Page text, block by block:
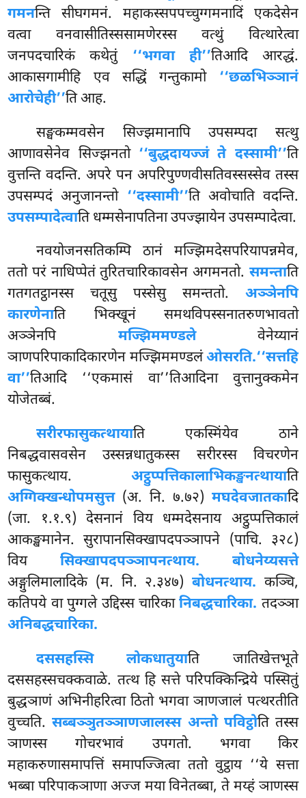
गमनन्तिसीघगमनं. महाकस्सपपच्चुग्गमनादिं एकदेसेन
वत्वा वनवासीतिस्ससामणेरस्स वत्थुं वित्थारेत्वा
जनपदचारिकं कथेतुं ‘‘भगवा ही’’तिआदि आरद्धं.
आकासगामीहि एव सद्धिं गन्तुकामो ‘‘छळभिञ्ञानं
आरोचेही’’ति आह.
सङ्घकम्मवसेन सिज्झमानापि उपसम्पदा सत्थु
आणावसेनेव सिज्झनतो ‘‘बुद्धदायज्जं ते दस्सामी’’ति
वुत्तन्ति वदन्ति. अपरे पन अपरिपुण्णवीसतिवस्सस्सेव तस्स
उपसम्पदं अनुजानन्तो ‘‘दस्सामी’’ति अवोचाति वदन्ति.
उपसम्पादेत्वाति धम्मसेनापतिना उपज्झायेन उपसम्पादेत्वा.
नवयोजनसतिकम्पि ठानं मज्झिमदेसपरियापन्नमेव,
ततो परं नाधिप्पेतं तुरितचारिकावसेन अगमनतो. समन्ताति
गतगतट्ठानस्स चतूसु पस्सेसु समन्ततो. अञ्ञेनपि
कारणेनाति भिक्खूनं समथविपस्सनातरुणभावतो
अञ्ञेनपि मज्झिममण्डले वेनेय्यानं
ञाणपरिपाकादिकारणेन मज्झिममण्डलंओसरति.‘‘सत्तहि
वा’’तिआदि ‘‘एकमासं वा’’तिआदिना वुत्तानुक्कमेन
योजेतब्बं.
सरीरफासुकत्थायाति एकस्मिंयेव ठाने
निबद्धवासवसेन उस्सन्नधातुकस्स सरीरस्स विचरणेन
फासुकत्थाय. अट्ठुप्पत्तिकालाभिकङ्खनत्थायाति
अग्गिक्खन्धोपमसुत्त(अ. नि. ७.७२) मघदेवजातकादि
(जा. १.१.९) देसनानं विय धम्मदेसनाय अट्ठुप्पत्तिकालं
आकङ्खमानेन. सुरापानसिक्खापदपञ्ञापने (पाचि. ३२८)
विय सिक्खापदपञ्ञापनत्थाय. बोधनेय्यसत्ते
अङ्गुलिमालादिके (म. नि. २.३४७)बोधनत्थाय. कञ्चि,
कतिपये वा पुग्गले उद्दिस्स चारिकानिबद्धचारिका. तदञ्ञा
अनिबद्धचारिका.
दससहस्सि लोकधातुयाति जातिखेत्तभूते
दससहस्सचक्कवाळे. तत्थ हि सत्ते परिपक्किन्द्रिये पस्सितुं
बुद्धञाणं अभिनीहरित्वा ठितो भगवा ञाणजालं पत्थरतीति
वुच्चति.सब्बञ्ञुतञ्ञाणजालस्स अन्तो पविट्ठोति तस्स
ञाणस्स गोचरभावं उपगतो. भगवा किर
महाकरुणासमापत्तिं समापज्जित्वा ततो वुट्ठाय ‘‘ये सत्ता
भब्बा परिपाकञाणा अज्ज मया विनेतब्बा, ते मय्हं ञाणस्स